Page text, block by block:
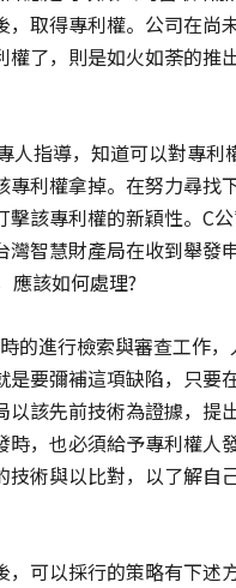
取得專利權。公司在尚
了，則是如火如荼的推出
人指導，知道可以對專利
利權拿掉。在努力尋找
該專利權的新穎性。C
智慧財產局在收到舉發申
應該如何處理?
的進行檢索與審查工作，
要彌補這項缺陷，只要
該先前技術為證據，提出
，也必須給予專利權人
術與以比對，以了解自
，可以採行的策略有下述